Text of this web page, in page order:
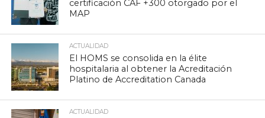
certificación CAF +300 otorgado por el
MAP
ACTUALIDAD
El HOMS se consolida en la élite
hospitalaria al obtener la Acreditación
Platino de Accreditation Canada
ACTUALIDAD